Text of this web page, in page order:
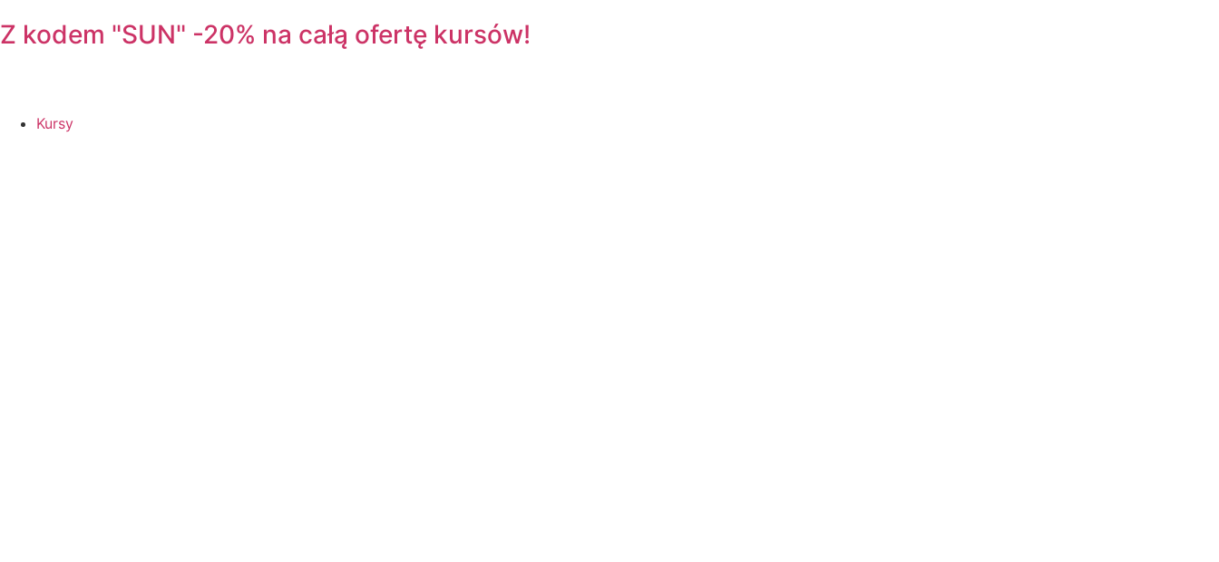
Z kodem "SUN" -20% na całą ofertę kursów!
Kursy